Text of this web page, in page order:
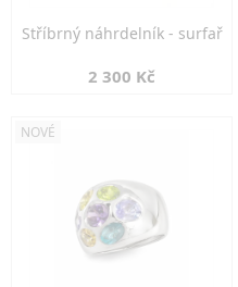
Stříbrný náhrdelník - surfař
2 300 Kč
NOVÉ